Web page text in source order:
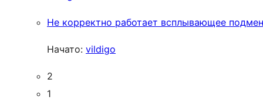
Не корректно работает всплывающее
Начато: vildigo
2
1